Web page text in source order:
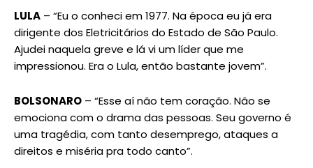
LULA – “Eu o conheci em 1977. Na época eu já era
dirigente dos Eletricitários do Estado de São Paulo.
Ajudei naquela greve e lá vi um líder que me
impressionou. Era o Lula, então bastante jovem”.
BOLSONARO – “Esse aí não tem coração. Não se
emociona com o drama das pessoas. Seu governo é
uma tragédia, com tanto desemprego, ataques a
direitos e miséria pra todo canto”.